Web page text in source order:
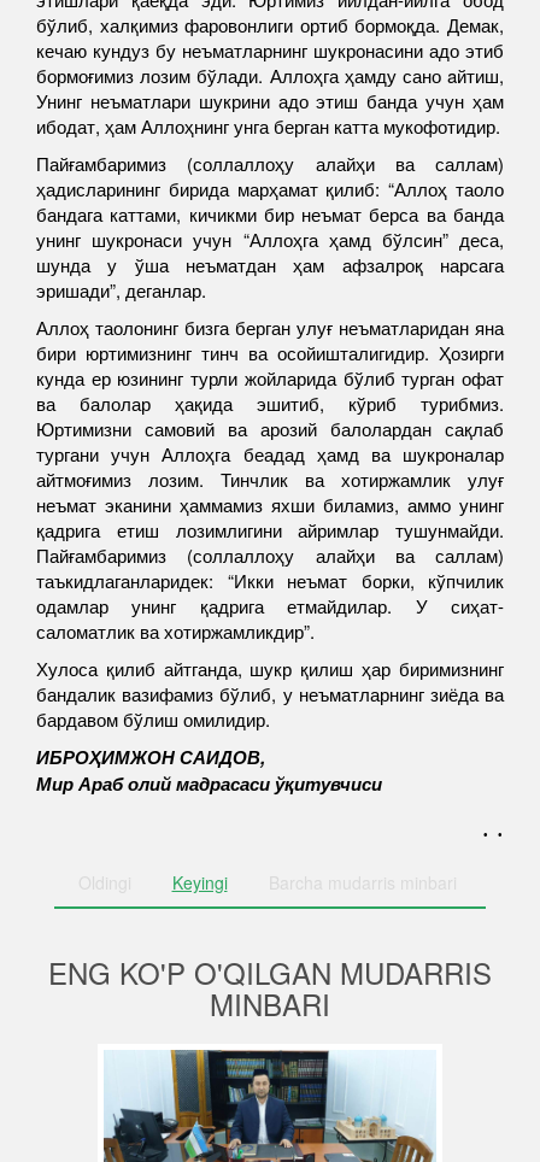
бўлиб, халқимиз фаровонлиги ортиб бормоқда. Демак,
кечаю кундуз бу неъматларнинг шукронасини адо этиб
бормоғимиз лозим бўлади. Аллоҳга ҳамду сано aйтиш,
Унинг неъматлари шукрини адо этиш банда учун ҳам
ибодат, ҳам Аллоҳнинг унга берган катта мукофотидир.
Пайғамбаримиз (соллаллоҳу алайҳи ва саллам)
ҳадисларининг бирида марҳамат қилиб: “Аллоҳ таоло
бандага каттами, кичикми бир неъмат берса ва банда
унинг шукронаси учун “Аллоҳга ҳамд бўлсин” деса,
шунда у ўша неъматдан ҳам афзалроқ нарсага
эришади”, деганлар.
Аллоҳ таолонинг бизга берган улуғ неъматларидан яна
бири юртимизнинг тинч ва осойишталигидир. Ҳозирги
кунда ер юзининг турли жойларида бўлиб турган офат
ва балолар ҳақида эшитиб, кўриб турибмиз.
Юртимизни самовий ва арозий балолардан сақлаб
тургани учун Аллоҳга беадад ҳамд ва шукроналар
айтмоғимиз лозим. Тинчлик ва хотиржамлик улуғ
неъмат эканини ҳаммамиз яхши биламиз, аммо унинг
қадрига етиш лозимлигини айримлар тушунмайди.
Пайғамбаримиз (соллаллоҳу алайҳи ва саллам)
таъкидлаганларидек: “Икки неъмат борки, кўпчилик
одамлар унинг қадрига етмайдилар. У сиҳат-
саломатлик ва хотиржамликдир”.
Хулоса қилиб айтганда, шукр қилиш ҳар биримизнинг
бандалик вазифамиз бўлиб, у неъматларнинг зиёда ва
бардавом бўлиш омилидир.
ИБРОҲИМЖОН САИДОВ,
Мир Араб олий мадрасаси ўқитувчиси
. .
Oldingi Keyingi Barcha mudarris minbari
ENG KO'P O'QILGAN MUDARRIS
MINBARI